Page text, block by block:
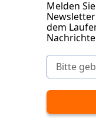
Melden
dem